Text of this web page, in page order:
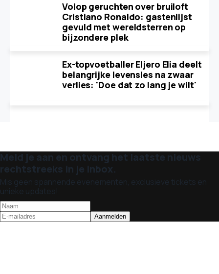
Volop geruchten over bruiloft
Cristiano Ronaldo: gastenlijst
gevuld met wereldsterren op
bijzondere plek
Ex-topvoetballer Eljero Elia deelt
belangrijke levensles na zwaar
verlies: 'Doe dat zo lang je wilt'
Meld je aan en ontvang het laatste nieuws
rechtstreeks in je inbox.
Mis geen spannende evenementen, exclusieve tickets en
unieke updates!